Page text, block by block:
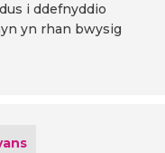
i ddefnyddio
yn rhan bwysig